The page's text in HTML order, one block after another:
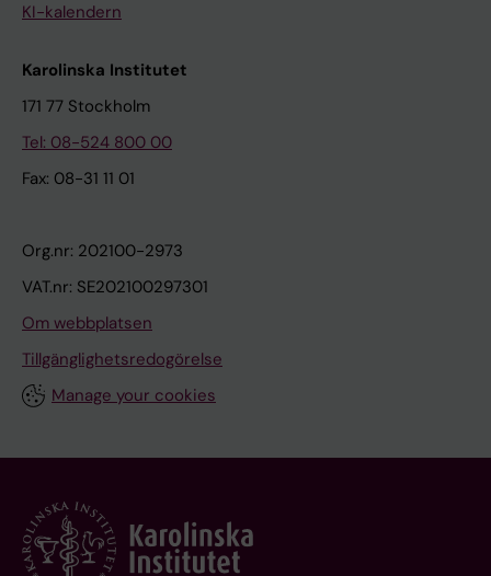
KI-kalendern
Karolinska Institutet
171 77 Stockholm
Tel: 08-524 800 00
Fax: 08-31 11 01
Org.nr: 202100-2973
VAT.nr: SE202100297301
Om webbplatsen
Tillgänglighetsredogörelse
Manage your cookies